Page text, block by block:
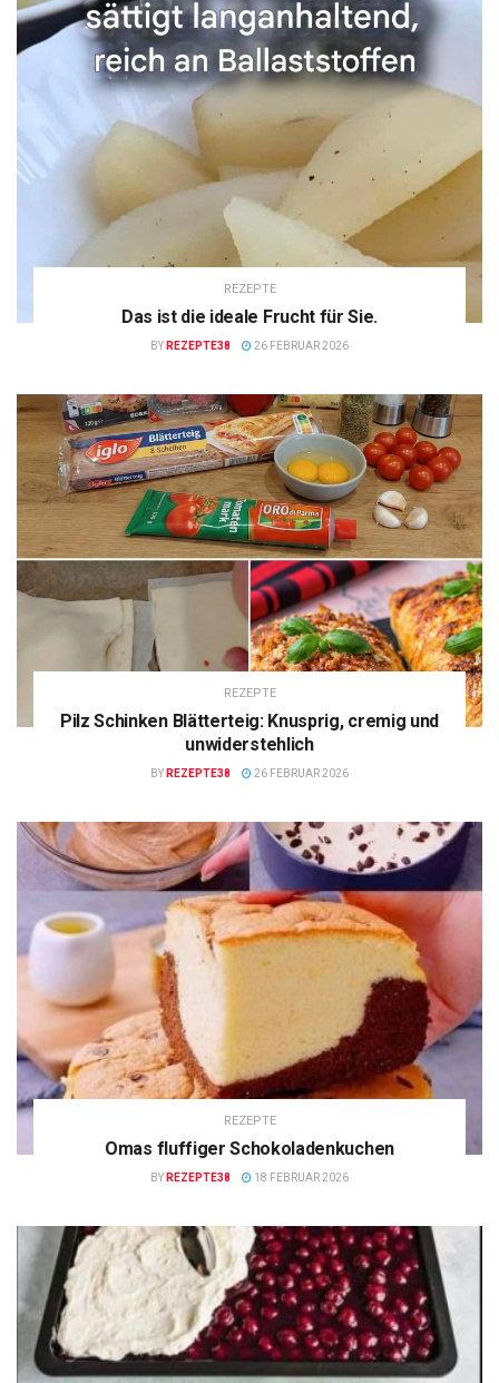
REZEPTE
Das ist die ideale Frucht für Sie.
BY REZEPTE38 26 FEBRUAR 2026
REZEPTE
Pilz Schinken Blätterteig: Knusprig, cremig und
unwiderstehlich
BY REZEPTE38 26 FEBRUAR 2026
REZEPTE
Omas fluffiger Schokoladenkuchen
BY REZEPTE38 18 FEBRUAR 2026